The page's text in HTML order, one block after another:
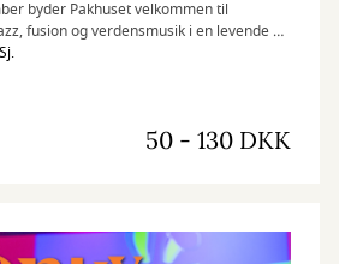
byder Pakhuset velkommen til
fusion og verdensmusik i en levende og
50 - 130 DKK